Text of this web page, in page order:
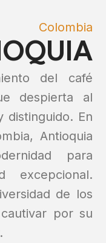
Colombia
del café
despierta al
distinguido. En
Antioquia
para
excepcional.
de los
por su